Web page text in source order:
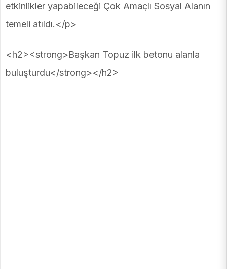
etkinlikler yapabileceği Çok Amaçlı Sosyal Alanın
temeli atıldı.</p>
<h2><strong>Başkan Topuz ilk betonu alanla
buluşturdu</strong></h2>